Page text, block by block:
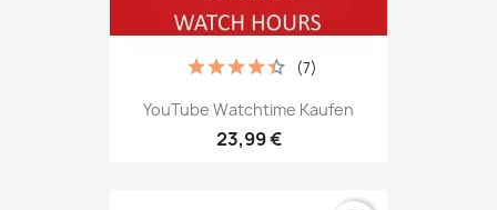
YouTube Watchtime Kaufen
23,99 €
(7)